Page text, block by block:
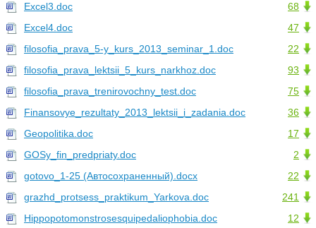
68
Excel3.doc
47
Excel4.doc
22
filosofia_prava_5-y_kurs_2013_seminar_1.doc
93
filosofia_prava_lektsii_5_kurs_narkhoz.doc
75
filosofia_prava_trenirovochny_test.doc
36
Finansovye_rezultaty_2013_lektsii_i_zadania.doc
17
Geopolitika.doc
2
GOSy_fin_predpriaty.doc
22
gotovo_1-25 (Автосохраненный).docx
241
grazhd_protsess_praktikum_Yarkova.doc
12
Hippopotomonstrosesquipedaliophobia.doc